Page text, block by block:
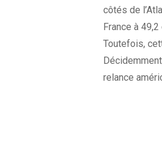
côtés de
France à
Toutefois,
relance